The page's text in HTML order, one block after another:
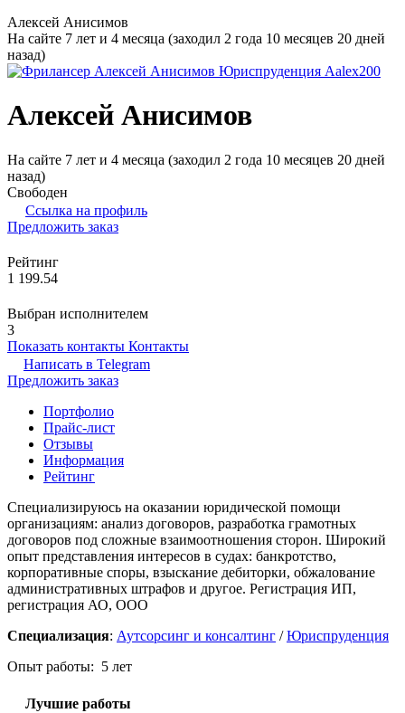
Алексей Анисимов
На сайте 7 лет и 4 месяца (заходил 2 года 10 месяцев 20 дней
назад)
Алексей Анисимов
На сайте 7 лет и 4 месяца (заходил 2 года 10 месяцев 20 дней
назад)
Свободен
Ссылка на профиль
Предложить заказ
Рейтинг
1 199.54
Выбран исполнителем
3
Показать контакты Контакты
Написать в Telegram
Предложить заказ
Портфолио
Прайс-лист
Отзывы
Информация
Рейтинг
Специализируюсь на оказании юридической помощи
организациям: анализ договоров, разработка грамотных
договоров под сложные взаимоотношения сторон. Широкий
опыт представления интересов в судах: банкротство,
корпоративные споры, взыскание дебиторки, обжалование
административных штрафов и другое. Регистрация ИП,
регистрация АО, ООО
Специализация: Аутсорсинг и консалтинг /Юриспруденция
Опыт работы: 5 лет
Лучшие работы